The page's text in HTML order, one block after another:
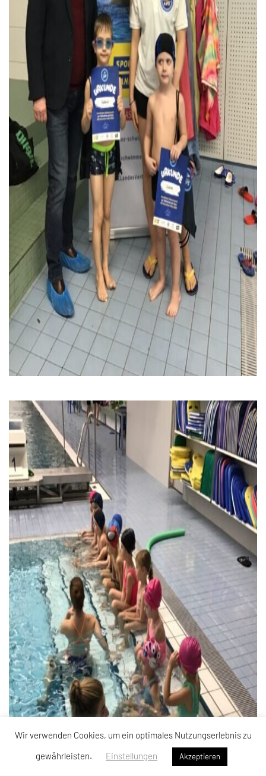
Wir verwenden Cookies, um ein optimales Nutzungserlebnis zu
gewährleisten.
Einstellungen Akzeptieren